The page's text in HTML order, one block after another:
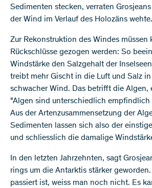
Sedimenten stecken, verraten
der Wind im Verlauf des Holozäns wehte.
Zur Rekonstruktion des Windes müssen
Rückschlüsse gezogen werden: So
Windstärke den Salzgehalt der
treibt mehr Gischt in die Luft und Salz in
schwacher Wind. Das betrifft die Algen,
"Algen sind unterschiedlich empfindlich
Aus der Artenzusammensetzung der
Sedimenten lassen sich also der
und schliesslich die damalige
In den letzten Jahrzehnten, sagt
rings um die Antarktis stärker
passiert ist, weiss man noch nicht. Es